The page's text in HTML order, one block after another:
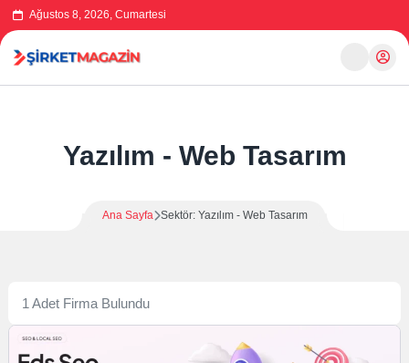
Ağustos 8, 2026, Cumartesi
Yazılım - Web Tasarım
Ana Sayfa Sektör: Yazılım - Web Tasarım
1 Adet Firma Bulundu